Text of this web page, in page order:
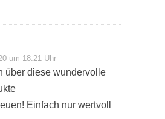
um 18:21 Uhr
über diese wundervolle
Einfach nur wertvoll